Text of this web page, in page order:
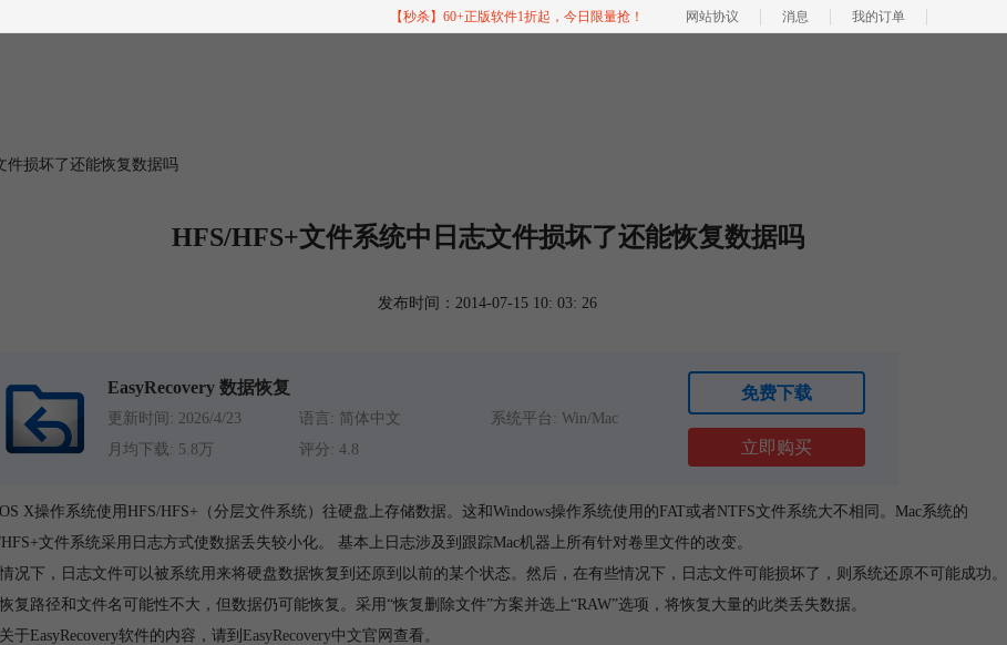
【秒杀】60+正版软件1折起，今日限量抢！ 网站协议 消息 我的订单
件损坏了还能恢复数据吗
HFS/HFS+文件系统中日志文件损坏了还能恢复数据吗
发布时间：2014-07-15 10: 03: 26
EasyRecovery 数据恢复
更新时间: 2026/4/23 语言: 简体中文
系统平台: Win/Mac
月均下载: 5.8万
评分: 4.8
免费下载
立即购买
X操作系统使用HFS/HFS+（分层文件系统）往硬盘上存储数据。这和Windows操作系统使用的FAT或者NTFS文件系统大不相同。Mac系统的
HFS+文件系统采用日志方式使数据丢失较小化。 基本上日志涉及到跟踪Mac机器上所有针对卷里文件的改变。
况下，日志文件可以被系统用来将硬盘数据恢复到还原到以前的某个状态。然后，在有些情况下，日志文件可能损坏了，则系统还原不可能成功。
复路径和文件名可能性不大，但数据仍可能恢复。采用“恢复删除文件”方案并选上“RAW”选项，将恢复大量的此类丢失数据。
于EasyRecovery软件的内容，请到 EasyRecovery中文官网 查看。